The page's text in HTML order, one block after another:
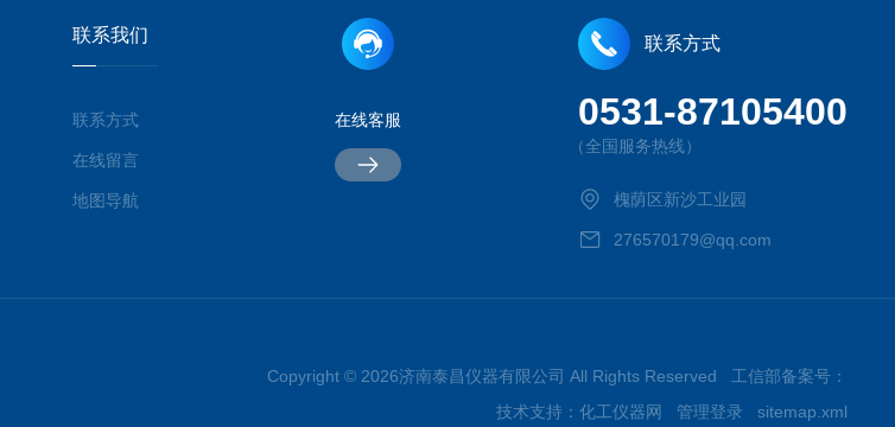
联系我们
联系方式
在线留言
地图导航
在线客服
联系方式
0531-87105400
（全国服务热线）
槐荫区新沙工业园
276570179@qq.com
Copyright © 2026济南泰昌仪器有限公司 All Rights Reserved 工信部备案号：
技术支持： 化工仪器网 管理登录 sitemap.xml